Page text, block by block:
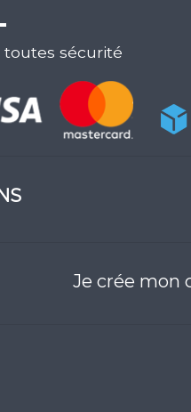
toutes sécurité
Je crée mon